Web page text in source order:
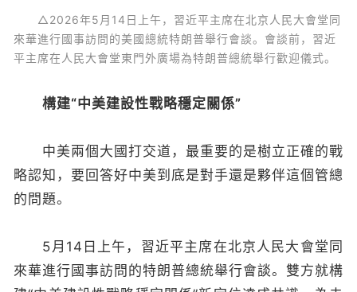
△2026年5月14日上午，習近平主席在北京人民大會堂同
來華進行國事訪問的美國總統特朗普舉行會談。會談前，習近
平主席在人民大會堂東門外廣場為特朗普總統舉行歡迎儀式。
構建“中美建設性戰略穩定關係”
中美兩個大國打交道，最重要的是樹立正確的戰
略認知，要回答好中美到底是對手還是夥伴這個管總
的問題。
5月14日上午，習近平主席在北京人民大會堂同
來華進行國事訪問的特朗普總統舉行會談。雙方就構